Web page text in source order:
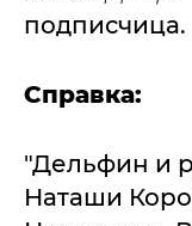
подписчица.
Справка:
"Дельфин и
Наташи